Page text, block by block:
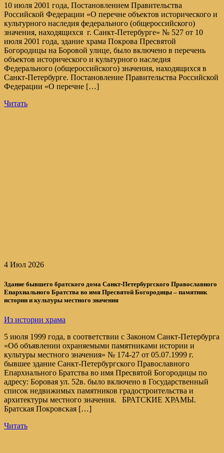
10 июля 2001 года, Постановлением Правительства
Российской Федерации «О перечне объектов исторического и
культурного наследия федерального (общероссийского)
значения, находящихся г. Санкт-Петербурге» № 527 от 10
июля 2001 года, здание храма Покрова Пресвятой
Богородицы на Боровой улице, было включено в перечень
объектов исторического и культурного наследия
Федерального (общероссийского) значения, находящихся в
Санкт-Петербурге. Постановление Правительства Российской
Федерации «О перечне […]
Читать
4 Июл 2026
Здание бывшего братского дома Санкт-Петербургского Православного
Епархиального Братства во имя Пресвятой Богородицы – памятник
истории и культуры местного значения
Из истории храма
5 июля 1999 года, в соответствии с Законом Санкт-Петербурга
«Об объявлении охраняемыми памятниками истории и
культуры местного значения» № 174-27 от 05.07.1999 г.
бывшее здание Санкт-Петербургского Православного
Епархиального Братства во имя Пресвятой Богородицы по
адресу: Боровая ул. 52в. было включено в Государственный
список недвижимых памятников градостроительства и
архитектуры местного значения. БРАТСКИЕ ХРАМЫ.
Братская Покровская […]
Читать